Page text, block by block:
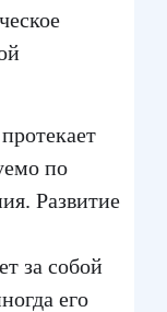
по
Развитие
за собой
его